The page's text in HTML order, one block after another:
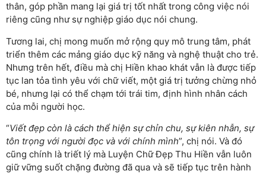
thân, góp phần mang lại giá trị tốt nhất trong công việc nói
riêng cũng như sự nghiệp giáo dục nói chung.
Tương lai, chị mong muốn mở rộng quy mô trung tâm, phát
triển thêm các mảng giáo dục kỹ năng và nghệ thuật cho trẻ.
Nhưng trên hết, điều mà chị Hiền khao khát vẫn là được tiếp
tục lan tỏa tình yêu với chữ viết, một giá trị tưởng chừng nhỏ
bé, nhưng lại có thể chạm tới trái tim, định hình nhân cách
của mỗi người học.
“Viết đẹp còn là cách thể hiện sự chỉn chu, sự kiên nhẫn, sự
tôn trọng với người đọc và với chính mình”, chị nói. Và đó
cũng chính là triết lý mà Luyện Chữ Đẹp Thu Hiền vẫn luôn
giữ vững suốt chặng đường đã qua và sẽ tiếp tục trên hành